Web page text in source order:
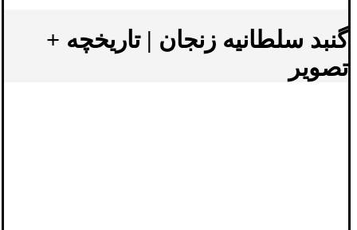
گنبد سلطانیه زنجان | تاریخچه +
تصویر